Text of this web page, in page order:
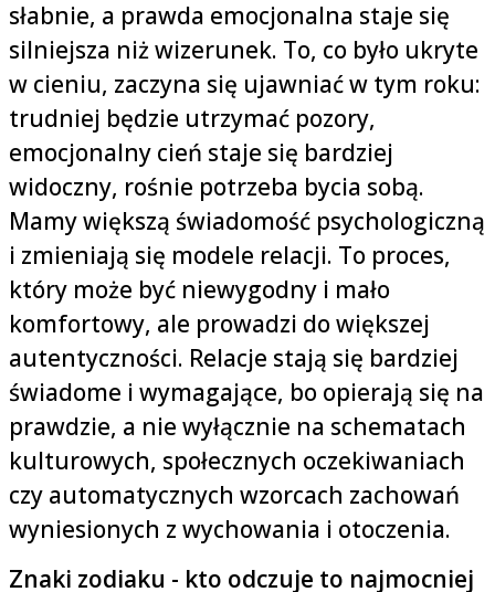
słabnie, a prawda emocjonalna staje się
silniejsza niż wizerunek. To, co było ukryte
w cieniu, zaczyna się ujawniać w tym roku:
trudniej będzie utrzymać pozory,
emocjonalny cień staje się bardziej
widoczny, rośnie potrzeba bycia sobą.
Mamy większą świadomość psychologiczną
i zmieniają się modele relacji. To proces,
który może być niewygodny i mało
komfortowy, ale prowadzi do większej
autentyczności. Relacje stają się bardziej
świadome i wymagające, bo opierają się na
prawdzie, a nie wyłącznie na schematach
kulturowych, społecznych oczekiwaniach
czy automatycznych wzorcach zachowań
wyniesionych z wychowania i otoczenia.
Znaki zodiaku - kto odczuje to najmocniej